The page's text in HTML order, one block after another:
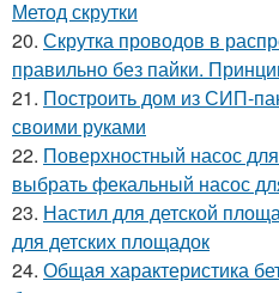
Метод скрутки
20. Скрутка проводов в
правильно без пайки.
21. Построить дом из СИП-
своими руками
22. Поверхностный насос
выбрать фекальный насос
23. Настил для детской
для детских площадок
24. Общая характеристика